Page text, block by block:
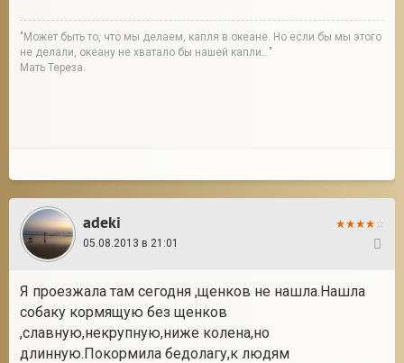
"Может быть то, что мы делаем, капля в океане. Но если бы мы этого
не делали, океану не хватало бы нашей капли..."
Мать Тереза.
adeki
05.08.2013 в 21:01
Я проезжала там сегодня ,щенков не нашла.Нашла
собаку кормящую без щенков
,славную,некрупную,ниже колена,но
длинную.Покормила бедолагу,к людям